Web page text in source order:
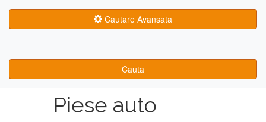
Cautare Avansata
Cauta
Piese auto